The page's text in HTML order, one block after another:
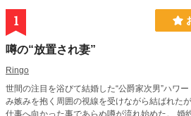
1
噂の“放置され妻”
Ringo
世間の注目を浴びて結婚した“公爵家次男”ハワー
み嫉みを抱く周囲の視線を受けながら結ばれた
仕事へ向かった事であらぬ噂が流れ始めた。 婚約者であった頃からマリエルは